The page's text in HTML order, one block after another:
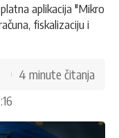
aplikacija "Mikro
fiskalizaciju i
4 minute čitanja